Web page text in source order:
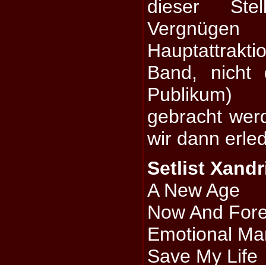
dieser
Band, nicht
gebracht
wir dann
Setlist
A New Age
Now And
Emotional
Save My Life